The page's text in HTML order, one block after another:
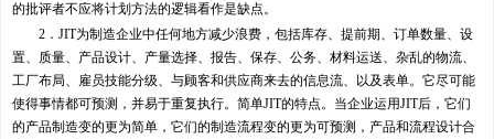
的批评者不应将计划方法的逻辑看作是缺点。
2．JIT为制造企业中任何地方减少浪费，包括库存、提前期、订单数量、设
置、质量、产品设计、产量选择、报告、保存、公务、材料运送、杂乱的物流、
工厂布局、雇员技能分级、与顾客和供应商来去的信息流、以及表单。它尽可能
使得事情都可预测，并易于重复执行。简单JIT的特点。当企业运用JIT后，它们
的产品制造变的更为简单，它们的制造流程变的更为可预测，产品和流程设计合